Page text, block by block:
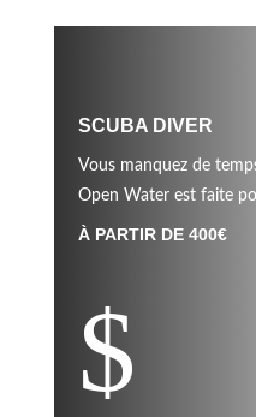
SCUBA DIVER
Vous manquez de
Open Water est faite
À PARTIR DE 400€
$